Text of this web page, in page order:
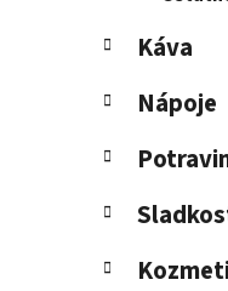
Káva
Nápoje